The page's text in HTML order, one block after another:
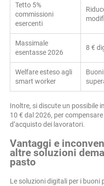
Tetto 5%
commissioni
esercenti
Massimale
esentasse 2026
8 €
Welfare esteso agli
smart worker
Inoltre, si discute un possibile
10 € dal 2026, per
d’acquisto dei lavoratori.
Vantaggi e
altre soluzioni
pasto
Le soluzioni digitali per i